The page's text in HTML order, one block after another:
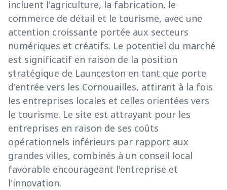
incluent l'agriculture, la fabrication, le
commerce de détail et le tourisme, avec une
attention croissante portée aux secteurs
numériques et créatifs. Le potentiel du marché
est significatif en raison de la position
stratégique de Launceston en tant que porte
d'entrée vers les Cornouailles, attirant à la fois
les entreprises locales et celles orientées vers
le tourisme. Le site est attrayant pour les
entreprises en raison de ses coûts
opérationnels inférieurs par rapport aux
grandes villes, combinés à un conseil local
favorable encourageant l'entreprise et
l'innovation.